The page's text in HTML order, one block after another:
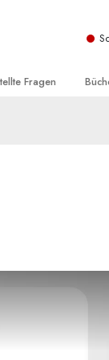
Fragen
der Scientology